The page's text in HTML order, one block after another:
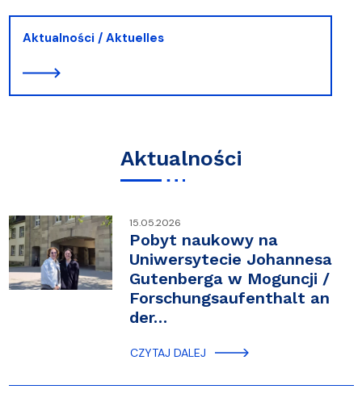
Aktualności / Aktuelles
Aktualności
15.05.2026
Pobyt naukowy na
Uniwersytecie Johannesa
Gutenberga w Moguncji /
Forschungsaufenthalt an
der…
CZYTAJ DALEJ